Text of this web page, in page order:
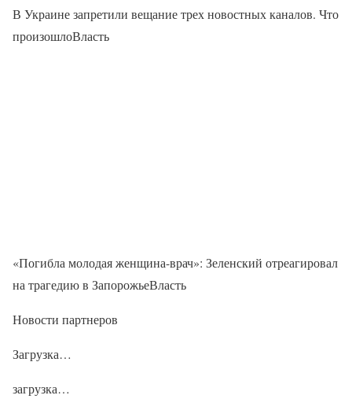
В Украине запретили вещание трех новостных каналов. Что
произошлоВласть
«Погибла молодая женщина-врач»: Зеленский отреагировал
на трагедию в ЗапорожьеВласть
Новости партнеров
Загрузка…
загрузка…